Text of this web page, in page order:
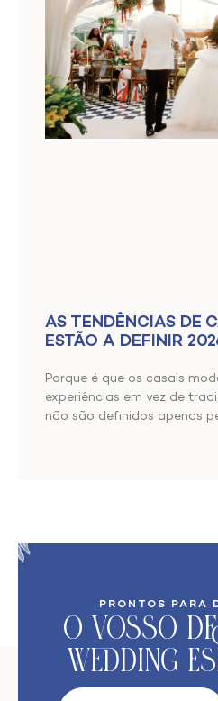
AS TENDÊNCIAS DE
ESTÃO A DEFINIR
Porque é que os casais
experiências em vez de
não são definidos apenas
PRONTOS PARA
O VoSso
Wedding